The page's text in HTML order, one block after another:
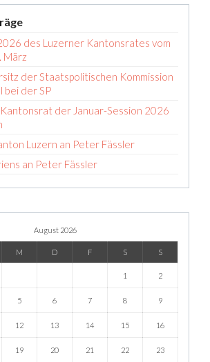
des Luzerner Kantonsrates vom
März
der Staatspolitischen Kommission
bei der SP
der Januar-Session 2026
Luzern an Peter Fässler
an Peter Fässler
August 2026
M D F S S
1 2
5 6 7 8 9
12 13 14 15 16
19 20 21 22 23